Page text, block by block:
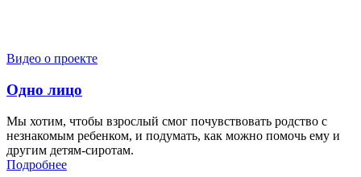
Видео о проекте
Одно лицо
Мы хотим, чтобы взрослый смог почувствовать родство с
незнакомым ребенком, и подумать, как можно помочь ему и
другим детям-сиротам.
Подробнее